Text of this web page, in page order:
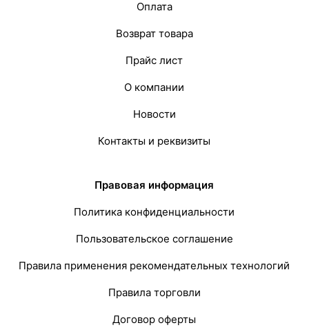
Оплата
Возврат товара
Прайс лист
О компании
Новости
Контакты и реквизиты
Правовая информация
Политика конфиденциальности
Пользовательское соглашение
Правила применения рекомендательных технологий
Правила торговли
Договор оферты